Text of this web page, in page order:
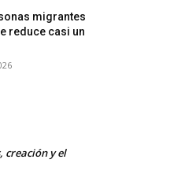
migrantes
reduce casi un
creación y el